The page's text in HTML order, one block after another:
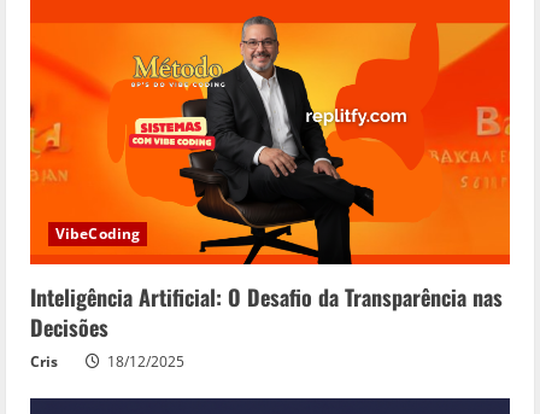
VibeCoding
Inteligência Artificial: O Desafio da Transparência nas
Decisões
Cris 18/12/2025